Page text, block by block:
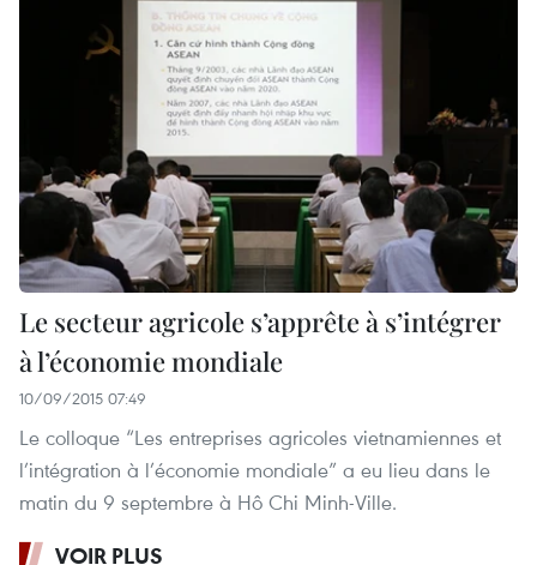
Le secteur agricole s’apprête à s’intégrer
à l’économie mondiale
10/09/2015 07:49
Le colloque “Les entreprises agricoles vietnamiennes et
l’intégration à l’économie mondiale” a eu lieu dans le
matin du 9 septembre à Hô Chi Minh-Ville.
VOIR PLUS